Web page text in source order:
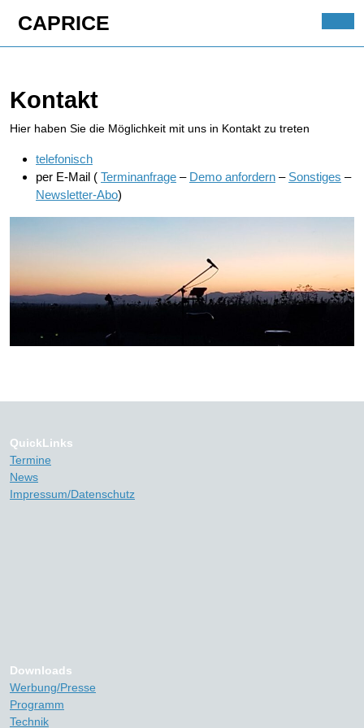
content
CAPRICE
Kontakt
Hier haben Sie die Möglichkeit mit uns in Kontakt zu treten
telefonisch
per E-Mail ( Terminanfrage – Demo anfordern – Sonstiges –
Newsletter-Abo)
QuickLinks
Termine
News
Impressum/Datenschutz
Downloads
Werbung/Presse
Programm
Technik